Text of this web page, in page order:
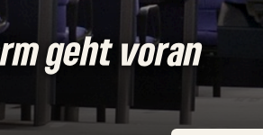
geht voran